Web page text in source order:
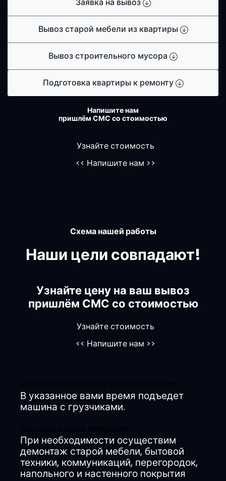
Вывоз старой мебели из квартиры
Вывоз строительного мусора
Подготовка квартиры к ремонту
Напишите нам
пришлём СМС со стоимостью
Узнайте стоимость
<< Напишите нам >>
Схема нашей работы
Наши цели совпадают!
Узнайте цену на ваш вывоз
пришлём СМС со стоимостью
Узнайте стоимость
<< Напишите нам >>
В указанное вами время подъедет
машина с грузчиками.
При необходимости осуществим
демонтаж старой мебели, бытовой
техники, коммуникаций, перегородок,
напольного и настенного покрытия